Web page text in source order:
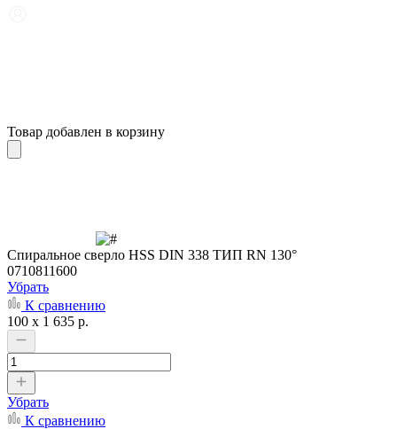
Товар добавлен в корзину
Cпиральное сверло HSS DIN 338 ТИП RN 130°
0710811600
Убрать
К сравнению
100 x 1 635 р.
Убрать
К сравнению